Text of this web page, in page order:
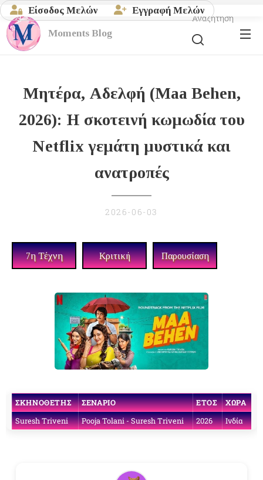
Είσοδος Μελών Εγγραφή Μελών
Moments Blog
Αναζήτηση
Μητέρα, Αδελφή (Maa Behen,
2026): Η σκοτεινή κωμωδία του
Netflix γεμάτη μυστικά και
ανατροπές
2026-06-03
7η Τέχνη Κριτική Παρουσίαση
ΣΚΗΝΟΘΈΤΗΣ ΣΕΝΆΡΙΟ ΈΤΟΣ
ΧΏΡΑ
Suresh Triveni
Pooja Tolani - Suresh Triveni 2026 Ινδία